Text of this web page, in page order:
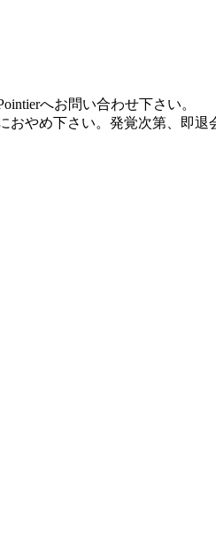
へお問い合わせ下さい。
やめ下さい。発覚次第、即退